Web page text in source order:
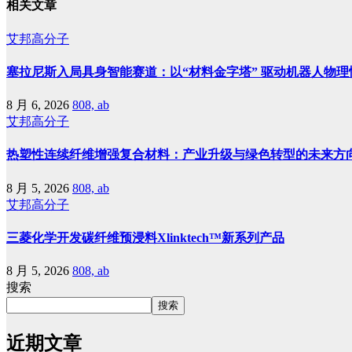
相关文章
艾邦高分子
塞拉尼斯入局具身智能赛道：以“材料金字塔” 驱动机器人物
8 月 6, 2026 808, ab
艾邦高分子
热塑性连续纤维增强复合材料：产业升级与绿色转型的未来方
8 月 5, 2026 808, ab
艾邦高分子
三菱化学开发碳纤维预浸料Xlinktech™新系列产品
8 月 5, 2026 808, ab
搜索
搜索
近期文章